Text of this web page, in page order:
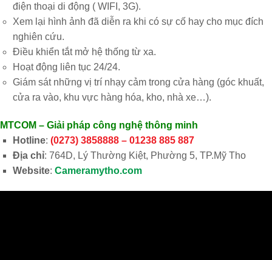
điện thoại di động ( WIFI, 3G).
Xem lại hình ảnh đã diễn ra khi có sự cố hay cho mục đích
nghiên cứu.
Điều khiển tắt mở hệ thống từ xa.
Hoạt động liên tục 24/24.
Giám sát những vị trí nhạy cảm trong cửa hàng (góc khuất,
cửa ra vào, khu vực hàng hóa, kho, nhà xe…).
MTCOM – Giải pháp công nghệ thông minh
Hotline: (0273) 3858888 – 01238 885 887
Địa chỉ: 764D, Lý Thường Kiệt, Phường 5, TP.Mỹ Tho
Website: Cameramytho.com